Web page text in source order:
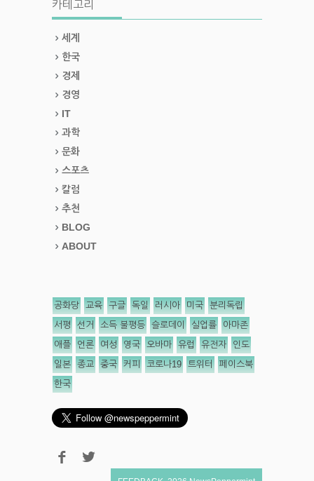
카테고리
세계
한국
경제
경영
IT
과학
문화
스포츠
칼럼
추천
BLOG
ABOUT
공화당 교육 구글 독일 러시아 미국 분리독립
서평 선거 소득 불평등 슬로데이 실업률 아마존
애플 언론 여성 영국 오바마 유럽 유전자 인도
일본 종교 중국 커피 코로나19 트위터 페이스북
한국